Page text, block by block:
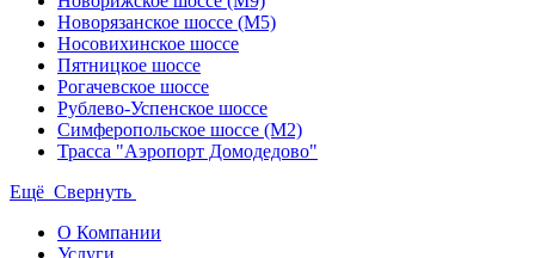
Новорязанское шоссе (М5)
Носовихинское шоссе
Пятницкое шоссе
Рогачевское шоссе
Рублево-Успенское шоссе
Симферопольское шоссе (М2)
Трасса "Аэропорт Домодедово"
Ещё Свернуть
О Компании